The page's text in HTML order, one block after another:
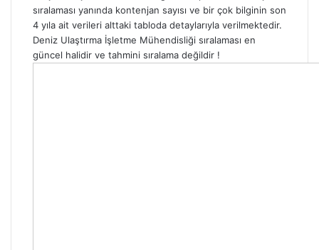
sıralaması yanında kontenjan sayısı ve bir çok bilginin son
4 yıla ait verileri alttaki tabloda detaylarıyla verilmektedir.
Deniz Ulaştırma İşletme Mühendisliği sıralaması en
güncel halidir ve tahmini sıralama değildir !